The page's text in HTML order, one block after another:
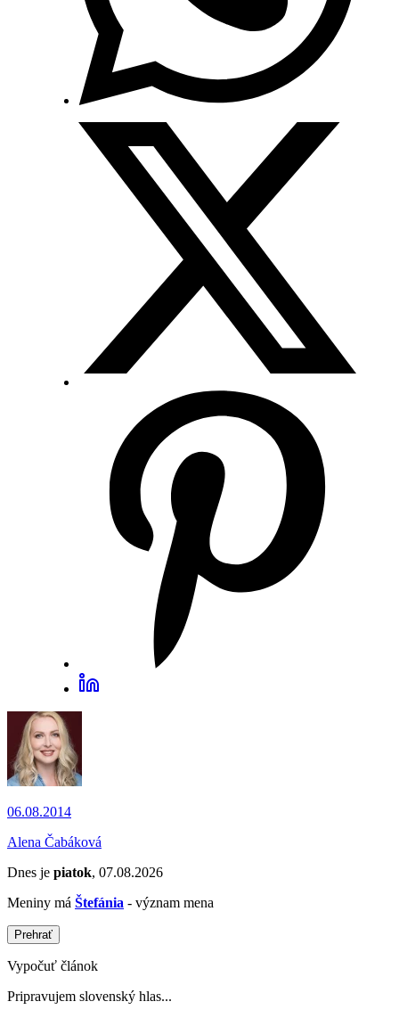
06.08.2014
Alena Čabáková
Dnes je piatok, 07.08.2026
Meniny má Štefánia - význam mena
Prehrať
Vypočuť článok
Pripravujem slovenský hlas...